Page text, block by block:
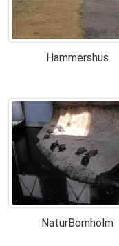
Hammershus
NaturBornholm